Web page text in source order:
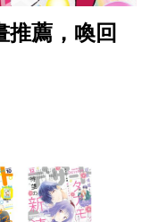
推薦，喚回